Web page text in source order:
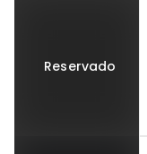
Reservado